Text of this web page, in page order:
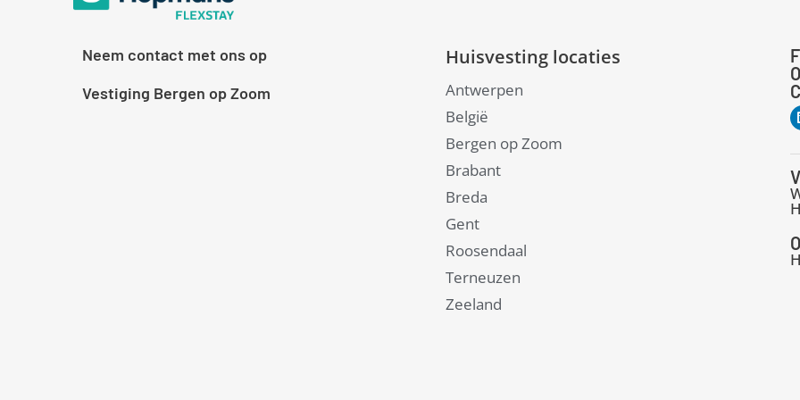
Neem contact met ons op
Vestiging Bergen op Zoom
Huisvesting locaties
Antwerpen
België
Bergen op Zoom
Brabant
Breda
Gent
Roosendaal
Terneuzen
Zeeland